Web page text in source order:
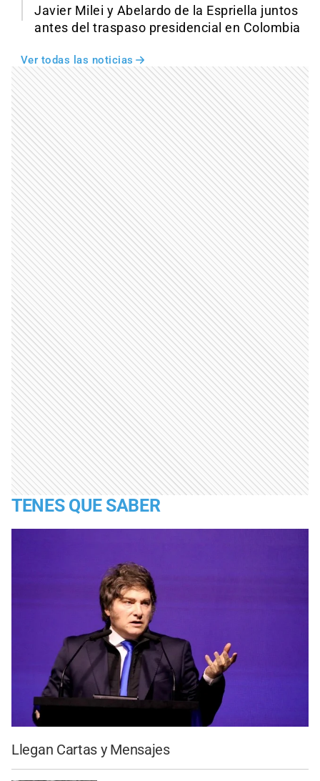
Javier Milei y Abelardo de la Espriella juntos
antes del traspaso presidencial en Colombia
Ver todas las noticias
TENES QUE SABER
Llegan Cartas y Mensajes